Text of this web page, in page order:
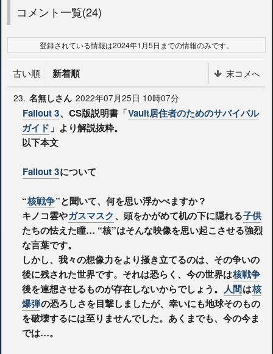
コメント一覧(24)
登録されている情報は2024年1月5日までの情報のみです。
古い順 新着順
末コメへ
23. 名無しさん 2022年07月25日 10時07分
Fallout 3、CS版説明書「Vault居住者のためのサバイバル
ガイド 」より解説抜粋。
以下本文
Fallout 3について
“核戦争”と聞いて、何を思い浮かべますか？
キノコ雲やガスマスク、頭をかがめて机の下に隠れる子供
たちの怯えた瞳… “核”はそんな映像を思い起こさせる強烈
な言葉です。
しかし、我々の想像力をより掻き立てるのは、その争いの
後に残された世界です。それは恐らく、今の世界は核戦争
後を連想させるものが存在しないからでしょう。 人間は核
爆弾の恐ろしさを目撃しましたが、幸いにも地球そのもの
を破壊するには至りませんでした。あくまでも、今の今ま
では…。